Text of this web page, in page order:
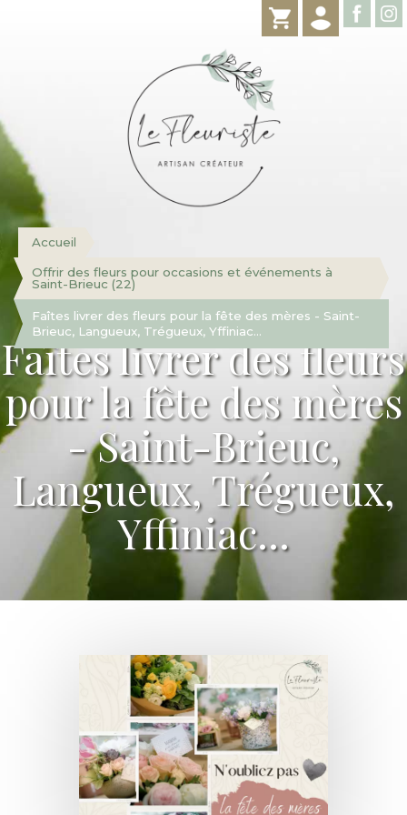
Accueil
Offrir des fleurs pour occasions et événements à
Saint-Brieuc (22)
Faîtes livrer des fleurs pour la fête des mères - Saint-
Brieuc, Langueux, Trégueux, Yffiniac...
Faîtes livrer des fleurs
pour la fête des mères
- Saint-Brieuc,
Langueux, Trégueux,
Yffiniac...